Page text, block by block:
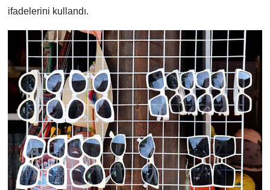
ifadelerini kullandı.